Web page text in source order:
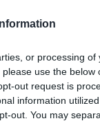
or processing of
use the below
out request is
information
out. You may
egy helyi